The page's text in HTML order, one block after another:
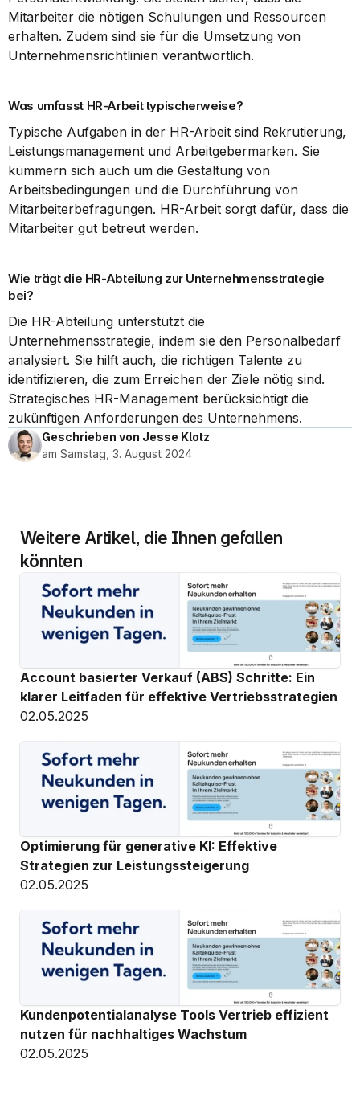
Mitarbeiter die nötigen Schulungen und Ressourcen
erhalten. Zudem sind sie für die Umsetzung von
Unternehmensrichtlinien verantwortlich.
Was umfasst HR-Arbeit typischerweise?
Typische Aufgaben in der HR-Arbeit sind Rekrutierung,
Leistungsmanagement und Arbeitgebermarken. Sie
kümmern sich auch um die Gestaltung von
Arbeitsbedingungen und die Durchführung von
Mitarbeiterbefragungen. HR-Arbeit sorgt dafür, dass die
Mitarbeiter gut betreut werden.
Wie trägt die HR-Abteilung zur Unternehmensstrategie
bei?
Die HR-Abteilung unterstützt die
Unternehmensstrategie, indem sie den Personalbedarf
analysiert. Sie hilft auch, die richtigen Talente zu
identifizieren, die zum Erreichen der Ziele nötig sind.
Strategisches HR-Management berücksichtigt die
zukünftigen Anforderungen des Unternehmens.
Geschrieben von Jesse Klotz
am Samstag, 3. August 2024
Weitere Artikel, die Ihnen gefallen
könnten
Account basierter Verkauf (ABS) Schritte: Ein
klarer Leitfaden für effektive Vertriebsstrategien
02.05.2025
Optimierung für generative KI: Effektive
Strategien zur Leistungssteigerung
02.05.2025
Kundenpotentialanalyse Tools Vertrieb effizient
nutzen für nachhaltiges Wachstum
02.05.2025